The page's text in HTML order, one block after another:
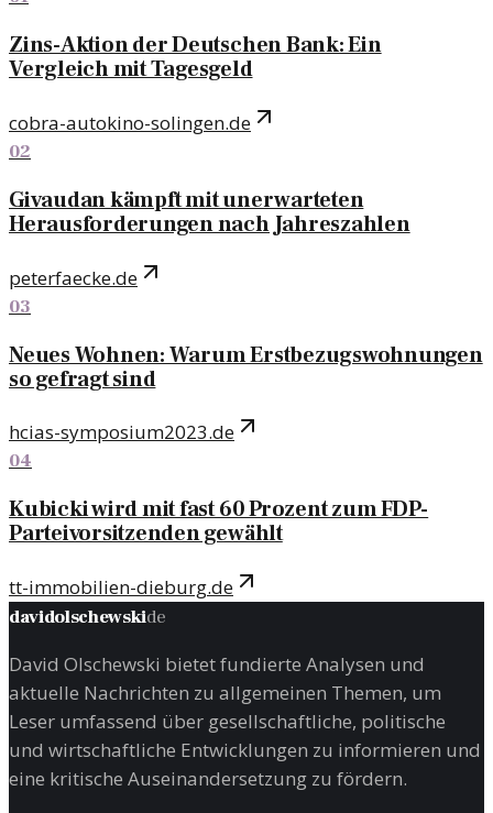
Zins-Aktion der Deutschen Bank: Ein
Vergleich mit Tagesgeld
cobra-autokino-solingen.de
02
Givaudan kämpft mit unerwarteten
Herausforderungen nach Jahreszahlen
peterfaecke.de
03
Neues Wohnen: Warum Erstbezugswohnungen
so gefragt sind
hcias-symposium2023.de
04
Kubicki wird mit fast 60 Prozent zum FDP-
Parteivorsitzenden gewählt
tt-immobilien-dieburg.de
davidolschewskide
David Olschewski bietet fundierte Analysen und
aktuelle Nachrichten zu allgemeinen Themen, um
Leser umfassend über gesellschaftliche, politische
und wirtschaftliche Entwicklungen zu informieren und
eine kritische Auseinandersetzung zu fördern.